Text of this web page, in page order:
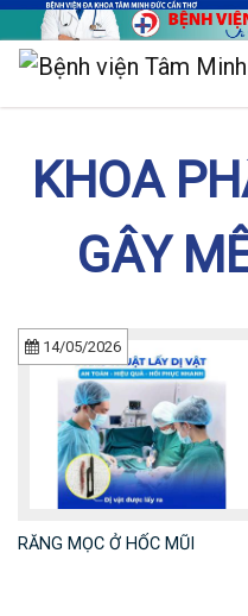
KHOA
GÂY
14/05/2026
RĂNG MỌC Ở HỐC MŨI